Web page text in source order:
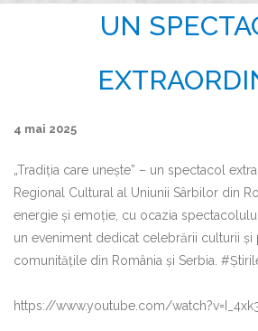
UN
4 mai 2025
„Tradiția care unește” – un spectacol
Regional Cultural al Uniunii Sârbilor din
energie și emoție, cu ocazia spectacolului
un eveniment dedicat celebrării culturii și
comunitățile din România și Serbia.
https://www.youtube.com/